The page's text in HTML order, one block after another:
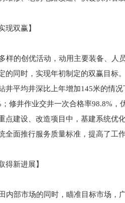
现双赢】
样的创优活动，动用主要装备、人
的同时，实现年初制定的双赢目标
井平均井深比上年增加145米的情
修井作业交井一次合格率98.8%
点建设、改造项目中，基建系统优
全面推行服务质量标准，提高了工
得新进展】
内部市场的同时，瞄准目标市场，